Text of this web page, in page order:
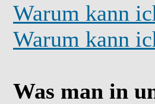
Warum kann
Warum kann
Was man in